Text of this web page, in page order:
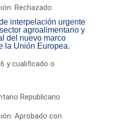
Rechazado
interpelación urgente
agroalimentario y
del nuevo marco
la Unión Europea.
y cualificado o
Republicano
Aprobado con